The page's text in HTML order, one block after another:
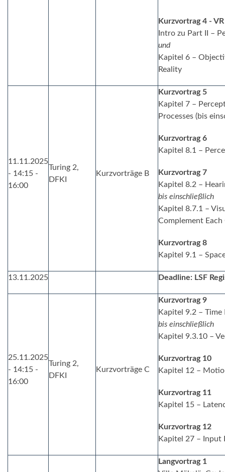
Kurzvortrag 4 -
Intro zu Part II –
und
Kapitel 6 –
Reality
11.11.2025
- 14:15 -
16:00
Turing 2,
DFKI
Kurzvorträge B
Kurzvortrag 5
Kapitel 7 –
Processes (bis
Kurzvortrag 6
Kapitel 8.1 –
Kurzvortrag 7
Kapitel 8.2 –
bis einschließlich
Kapitel 8.7.1 –
Complement
Kurzvortrag 8
Kapitel 9.1 –
13.11.2025 Deadline: LSF
25.11.2025
- 14:15 -
16:00
Turing 2,
DFKI
Kurzvorträge C
Kurzvortrag 9
Kapitel 9.2 –
bis einschließlich
Kapitel 9.3.10 –
Kurzvortrag 10
Kapitel 12 –
Kurzvortrag 11
Kapitel 15 –
Kurzvortrag 12
Kapitel 27 – Input
Langvortrag 1